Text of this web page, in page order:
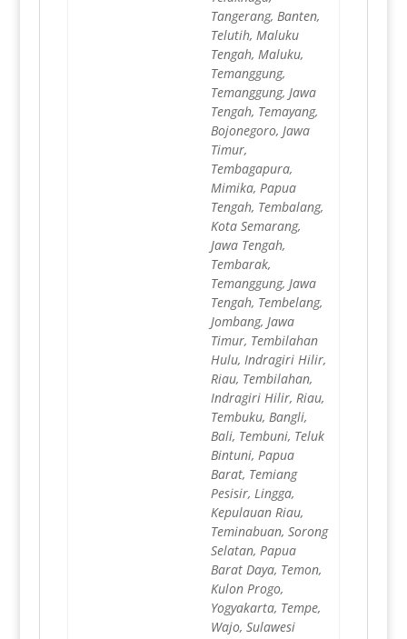
Tangerang, Banten,
Telutih, Maluku
Tengah, Maluku,
Temanggung,
Temanggung, Jawa
Tengah, Temayang,
Bojonegoro, Jawa
Timur,
Tembagapura,
Mimika, Papua
Tengah, Tembalang,
Kota Semarang,
Jawa Tengah,
Tembarak,
Temanggung, Jawa
Tengah, Tembelang,
Jombang, Jawa
Timur, Tembilahan
Hulu, Indragiri Hilir,
Riau, Tembilahan,
Indragiri Hilir, Riau,
Tembuku, Bangli,
Bali, Tembuni, Teluk
Bintuni, Papua
Barat, Temiang
Pesisir, Lingga,
Kepulauan Riau,
Teminabuan, Sorong
Selatan, Papua
Barat Daya, Temon,
Kulon Progo,
Yogyakarta, Tempe,
Wajo, Sulawesi